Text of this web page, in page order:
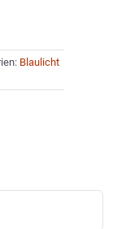
Blaulicht